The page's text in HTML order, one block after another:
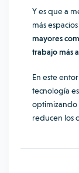
Y es que a
más
mayores
trabajo más
En este
tecnología
optimizando
reducen los